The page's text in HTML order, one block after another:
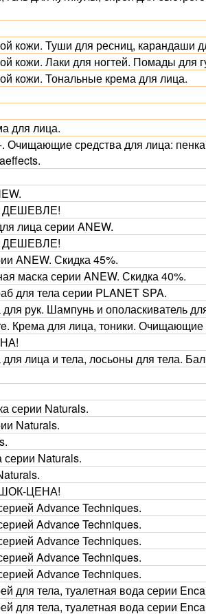
кожи. Туши для ресниц, карандаши
кожи. Лаки для ногтей. Помады для
кожи. Тональные крема для лица.
для лица.
Очищающие средства для лица:
ДЕШЕВЛЕ!
лица серии ANEW.
ДЕШЕВЛЕ!
ANEW. Скидка 45%.
маска серии ANEW. Скидка 40%.
для тела серии PLANET SPA.
рук. Шампунь и ополаскиватель
Крема для лица, тоники. Очищающие
лица и тела, лосьоны для тела.
серии Naturals.
Naturals.
серии Naturals.
ШОК-ЦЕНА!
Advance Techniques.
Advance Techniques.
Advance Techniques.
Advance Techniques.
Advance Techniques.
для тела, туалетная вода серии
для тела, туалетная вода серии